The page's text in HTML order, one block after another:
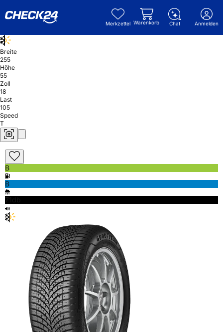
Merkzettel Warenkorb Chat Anmelden
Breite
255
Höhe
55
Zoll
18
Last
105
Speed
T
B
B
71db